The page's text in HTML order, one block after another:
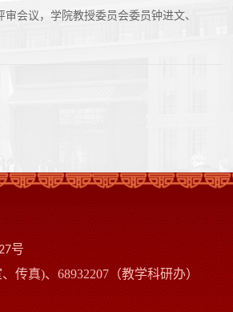
会议，学院教授委员会委员钟进文、
号
传真)、68932207（教学科研办）